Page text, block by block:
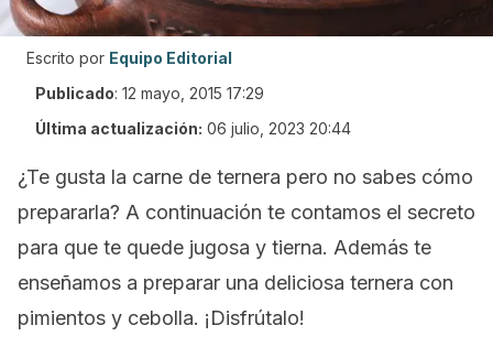
Escrito por Equipo Editorial
Publicado: 12 mayo, 2015 17:29
Última actualización: 06 julio, 2023 20:44
¿Te gusta la carne de ternera pero no sabes cómo
prepararla? A continuación te contamos el secreto
para que te quede jugosa y tierna. Además te
enseñamos a preparar una deliciosa ternera con
pimientos y cebolla. ¡Disfrútalo!